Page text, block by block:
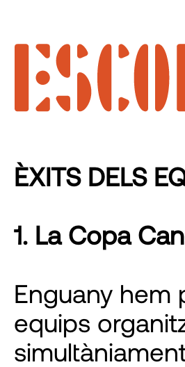
ÈXITS DELS
1. La Copa
Enguany hem
equips